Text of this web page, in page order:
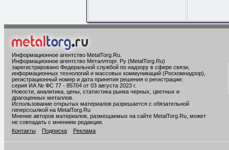
Информационное агентство MetalTorg.Ru
Информационное агентство Металлторг. Ру (MetalTorg.Ru)
зарегистрировано Федеральной службой по надзору в сфере связи,
информационных технологий и массовых коммуникаций (Роскомнадзор),
регистрационный номер и дата принятия решения о регистрации:
серия ИА № ФС 77 - 85704 от 03 августа 2023 г.
Новости, аналитика, цены, статистика рынка черных, цветных и
драгоценных металлов.
Использование открытых материалов разрешается с обязательной
гиперссылкой на MetalTorg.Ru
Мнение авторов материалов, размещаемых на сайте MetalTorg.Ru, может
не совпадать с мнением редакции.
Контакты
Подписка Реклама